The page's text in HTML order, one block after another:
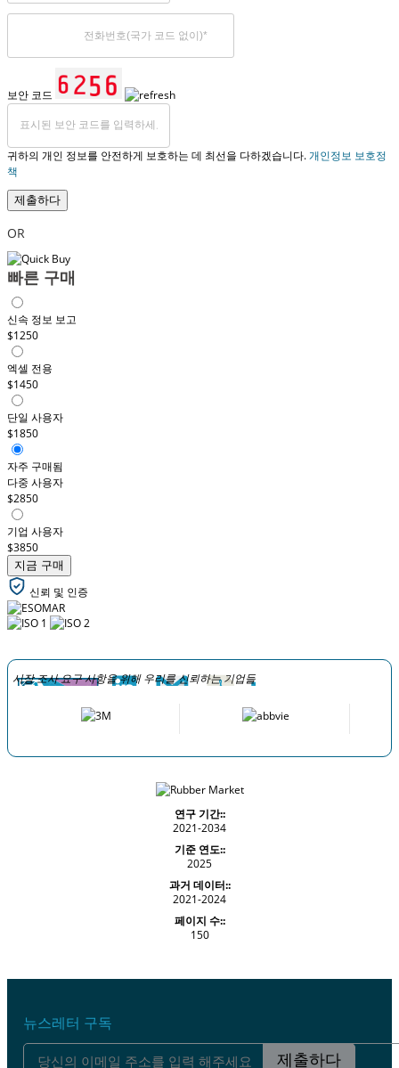
보안 코드
귀하의 개인 정보를 안전하게 보호하는 데 최선을 다하겠습니다.개인정보 보호정
책
제출하다
OR
빠른 구매
신속 정보 보고
$1250
엑셀 전용
$1450
단일 사용자
$1850
자주 구매됨
다중 사용자
$2850
기업 사용자
$3850
지금 구매
신뢰 및 인증
시장 조사 요구 사항을 위해 우리를 신뢰하는 기업들
연구 기간::
2021-2034
기준 연도::
2025
과거 데이터::
2021-2024
페이지 수::
150
뉴스레터 구독
제출하다